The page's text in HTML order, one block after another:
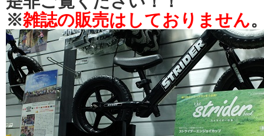
※雑誌の販売はしておりません